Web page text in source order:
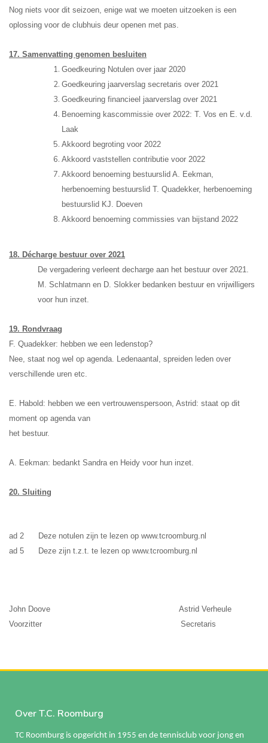
Nog niets voor dit seizoen, enige wat we moeten uitzoeken is een
oplossing voor de clubhuis deur openen met pas.
17. Samenvatting genomen besluiten
Goedkeuring Notulen over jaar 2020
Goedkeuring jaarverslag secretaris over 2021
Goedkeuring financieel jaarverslag over 2021
Benoeming kascommissie over 2022: T. Vos en E. v.d.
Laak
Akkoord begroting voor 2022
Akkoord vaststellen contributie voor 2022
Akkoord benoeming bestuurslid A. Eekman,
herbenoeming bestuurslid T. Quadekker, herbenoeming
bestuurslid KJ. Doeven
Akkoord benoeming commissies van bijstand 2022
18. Décharge bestuur over 2021
De vergadering verleent decharge aan het bestuur over 2021.
M. Schlatmann en D. Slokker bedanken bestuur en vrijwilligers
voor hun inzet.
19. Rondvraag
F. Quadekker: hebben we een ledenstop?
Nee, staat nog wel op agenda. Ledenaantal, spreiden leden over
verschillende uren etc.
E. Habold: hebben we een vertrouwenspersoon, Astrid: staat op dit
moment op agenda van
het bestuur.
A. Eekman: bedankt Sandra en Heidy voor hun inzet.
20. Sluiting
ad 2 Deze notulen zijn te lezen op www.tcroomburg.nl
ad 5 Deze zijn t.z.t. te lezen op www.tcroomburg.nl
John Doove Astrid Verheule
Voorzitter Secretaris
Over T.C. Roomburg
TC Roomburg is opgericht in 1955 en de tennisclub voor jong en